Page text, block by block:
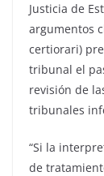
Justicia de
argumentos
certiorari)
tribunal el
revisión de
tribunales
“Si la
de